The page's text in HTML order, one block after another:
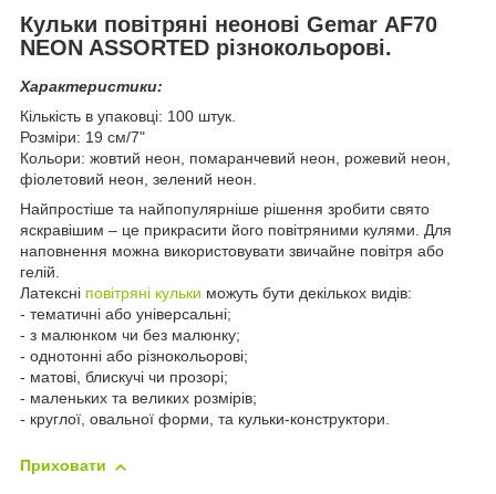
Кульки повітряні неонові Gemar АF70
NEON ASSORTED різнокольорові.
Характеристики:
Кількість в упаковці: 100 штук.
Розміри: 19 см/7"
Кольори: жовтий неон, помаранчевий неон, рожевий неон,
фіолетовий неон, зелений неон.
Найпростіше та найпопулярніше рішення зробити свято
яскравішим – це прикрасити його повітряними кулями. Для
наповнення можна використовувати звичайне повітря або
гелій.
Латексні повітряні кульки можуть бути декількох видів:
- тематичні або універсальні;
- з малюнком чи без малюнку;
- однотонні або різнокольорові;
- матові, блискучі чи прозорі;
- маленьких та великих розмірів;
- круглої, овальної форми, та кульки-конструктори.
Приховати